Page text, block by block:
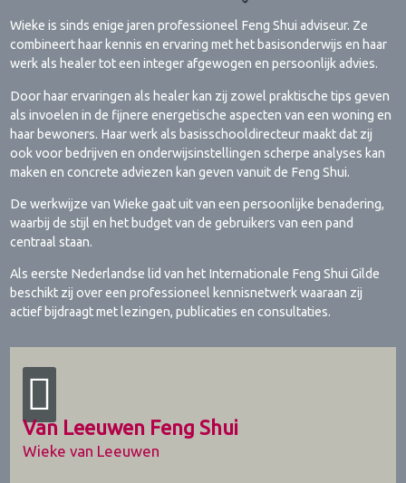
Wieke is sinds enige jaren professioneel Feng Shui adviseur. Ze
combineert haar kennis en ervaring met het basisonderwijs en haar
werk als healer tot een integer afgewogen en persoonlijk advies.
Door haar ervaringen als healer kan zij zowel praktische tips geven
als invoelen in de fijnere energetische aspecten van een woning en
haar bewoners. Haar werk als basisschooldirecteur maakt dat zij
ook voor bedrijven en onderwijsinstellingen scherpe analyses kan
maken en concrete adviezen kan geven vanuit de Feng Shui.
De werkwijze van Wieke gaat uit van een persoonlijke benadering,
waarbij de stijl en het budget van de gebruikers van een pand
centraal staan.
Als eerste Nederlandse lid van het Internationale Feng Shui Gilde
beschikt zij over een professioneel kennisnetwerk waaraan zij
actief bijdraagt met lezingen, publicaties en consultaties.
Van Leeuwen Feng Shui
Wieke van Leeuwen